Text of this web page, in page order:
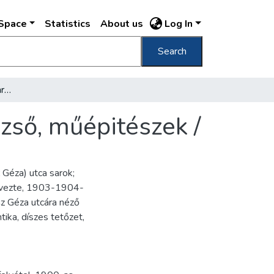
Statistics About us Log In
Search
Sziget-utcza 4. Komor Marczell és Jakab Dezső, műépitészek /
műépitészek /
utca sarok;
1903-1904-
Géza utcára néző
díszes tetőzet,